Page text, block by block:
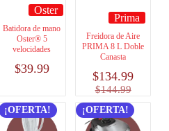
Oster
Batidora de mano
Oster® 5
velocidades
$39.99
Prima
Freidora de Aire
PRIMA 8 L Doble
Canasta
$144.99
$134.99
¡OFERTA! ¡OFERTA!